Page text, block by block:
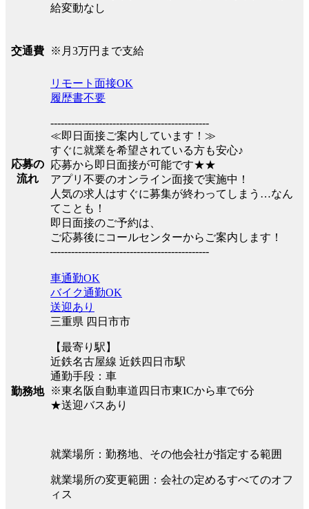
給変動なし
交通費 ※月3万円まで支給
応募の
流れ
リモート面接OK
履歴書不要
----------------------------------------------
≪即日面接ご案内しています！≫
すぐに就業を希望されている方も安心♪
応募から即日面接が可能です★★
アプリ不要のオンライン面接で実施中！
人気の求人はすぐに募集が終わってしまう…なん
てことも！
即日面接のご予約は、
ご応募後にコールセンターからご案内します！
----------------------------------------------
勤務地
車通勤OK
バイク通勤OK
送迎あり
三重県 四日市市
【最寄り駅】
近鉄名古屋線 近鉄四日市駅
通勤手段：車
※東名阪自動車道四日市東ICから車で6分
★送迎バスあり
就業場所：勤務地、その他会社が指定する範囲
就業場所の変更範囲：会社の定めるすべてのオフ
ィス